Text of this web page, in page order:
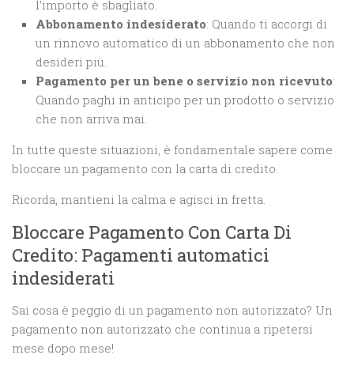
l’importo è sbagliato.
Abbonamento indesiderato: Quando ti accorgi di
un rinnovo automatico di un abbonamento che non
desideri più.
Pagamento per un bene o servizio non ricevuto:
Quando paghi in anticipo per un prodotto o servizio
che non arriva mai.
In tutte queste situazioni, è fondamentale sapere come
bloccare un pagamento con la carta di credito.
Ricorda, mantieni la calma e agisci in fretta.
Bloccare Pagamento Con Carta Di
Credito: Pagamenti automatici
indesiderati
Sai cosa è peggio di un pagamento non autorizzato? Un
pagamento non autorizzato che continua a ripetersi
mese dopo mese!